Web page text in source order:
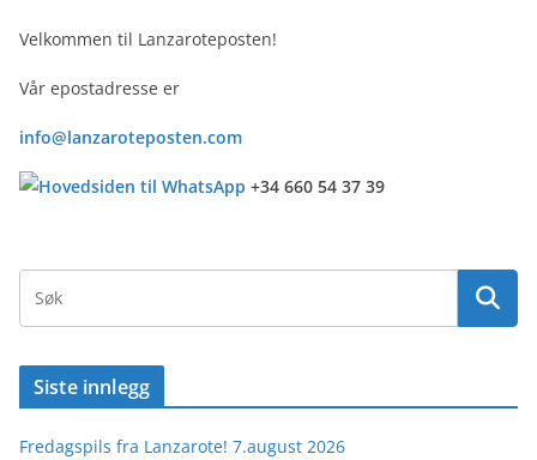
Velkommen til Lanzaroteposten!
Vår epostadresse er
info@lanzaroteposten.com
+34 660 54 37 39
Siste innlegg
Fredagspils fra Lanzarote! 7.august 2026